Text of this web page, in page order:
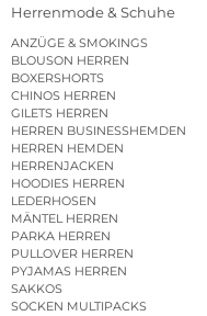
Herrenmode & Schuhe
ANZÜGE & SMOKINGS
BLOUSON HERREN
BOXERSHORTS
CHINOS HERREN
GILETS HERREN
HERREN BUSINESSHEMDEN
HERREN HEMDEN
HERRENJACKEN
HOODIES HERREN
LEDERHOSEN
MÄNTEL HERREN
PARKA HERREN
PULLOVER HERREN
PYJAMAS HERREN
SAKKOS
SOCKEN MULTIPACKS